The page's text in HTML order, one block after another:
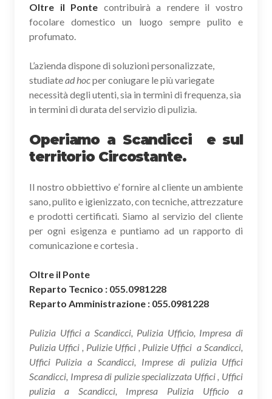
Oltre il Ponte contribuirà a rendere il vostro
focolare domestico un luogo sempre pulito e
profumato.
L’azienda dispone di soluzioni personalizzate,
studiatead hocper coniugare le più variegate
necessità degli utenti, sia in termini di frequenza, sia
in termini di durata del servizio di pulizia.
Operiamo a Scandicci e sul
territorio Circostante.
Il nostro obbiettivo e’ fornire al cliente un ambiente
sano, pulito e igienizzato, con tecniche, attrezzature
e prodotti certificati. Siamo al servizio del cliente
per ogni esigenza e puntiamo ad un rapporto di
comunicazione e cortesia .
Oltre il Ponte
Reparto Tecnico : 055.0981228
Reparto Amministrazione : 055.0981228
Pulizia Uffici a Scandicci, Pulizia Ufficio, Impresa di
Pulizia Uffici , Pulizie Uffici , Pulizie Uffici a Scandicci,
Uffici Pulizia a Scandicci, Imprese di pulizia Uffici
Scandicci, Impresa di pulizie specializzata Uffici , Uffici
pulizia a Scandicci, Impresa Pulizia Ufficio a